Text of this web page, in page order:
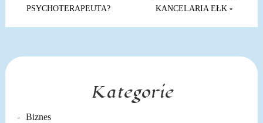
PSYCHOTERAPEUTA?
KANCELARIA EŁK
Kategorie
Biznes